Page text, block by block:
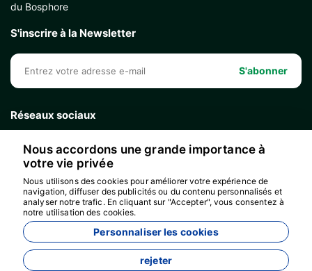
du Bosphore
S'inscrire à la Newsletter
S'abonner
Réseaux sociaux
Nous accordons une grande importance à
votre vie privée
Nous utilisons des cookies pour améliorer votre expérience de
navigation, diffuser des publicités ou du contenu personnalisés et
analyser notre trafic. En cliquant sur "Accepter", vous consentez à
notre utilisation des cookies.
Personnaliser les cookies
rejeter